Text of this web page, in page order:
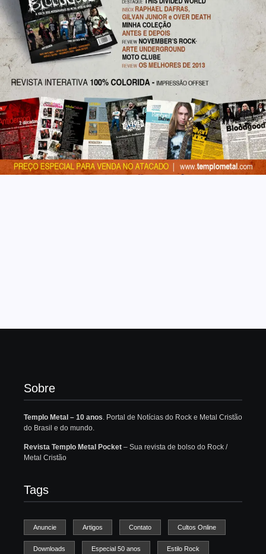
Sobre
Templo Metal – 10 anos. Portal de Notícias do Rock e Metal Cristão
do Brasil e do mundo.
Revista Templo Metal Pocket – Sua revista de bolso do Rock /
Metal Cristão
Tags
Anuncie Artigos Contato Cultos Online
Downloads Especial 50 anos Estilo Rock